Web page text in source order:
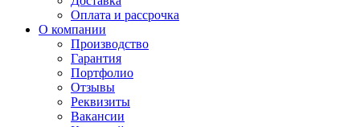
Оплата и рассрочка
О компании
Производство
Гарантия
Портфолио
Отзывы
Реквизиты
Вакансии